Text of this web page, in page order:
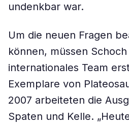
undenkbar war.
Um die neuen Fragen
können, müssen
internationales Team
Exemplare von
2007 arbeiteten die
Spaten und Kelle.